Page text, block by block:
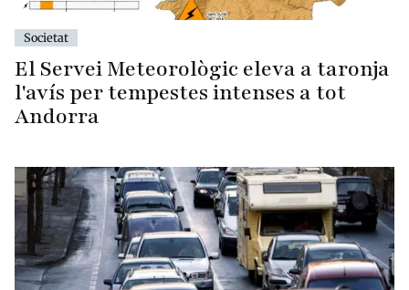
Societat
El Servei Meteorològic eleva a taronja
l'avís per tempestes intenses a tot
Andorra